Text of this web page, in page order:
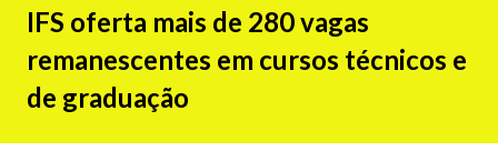
IFS oferta mais de 280 vagas
remanescentes em cursos técnicos e
de graduação